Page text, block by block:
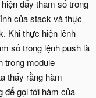
đẩy tham số trong
của stack và thực
Khi thực hiện lênh
số trong lệnh push là
trong module
thấy rằng hàm
để gọi tới hàm của